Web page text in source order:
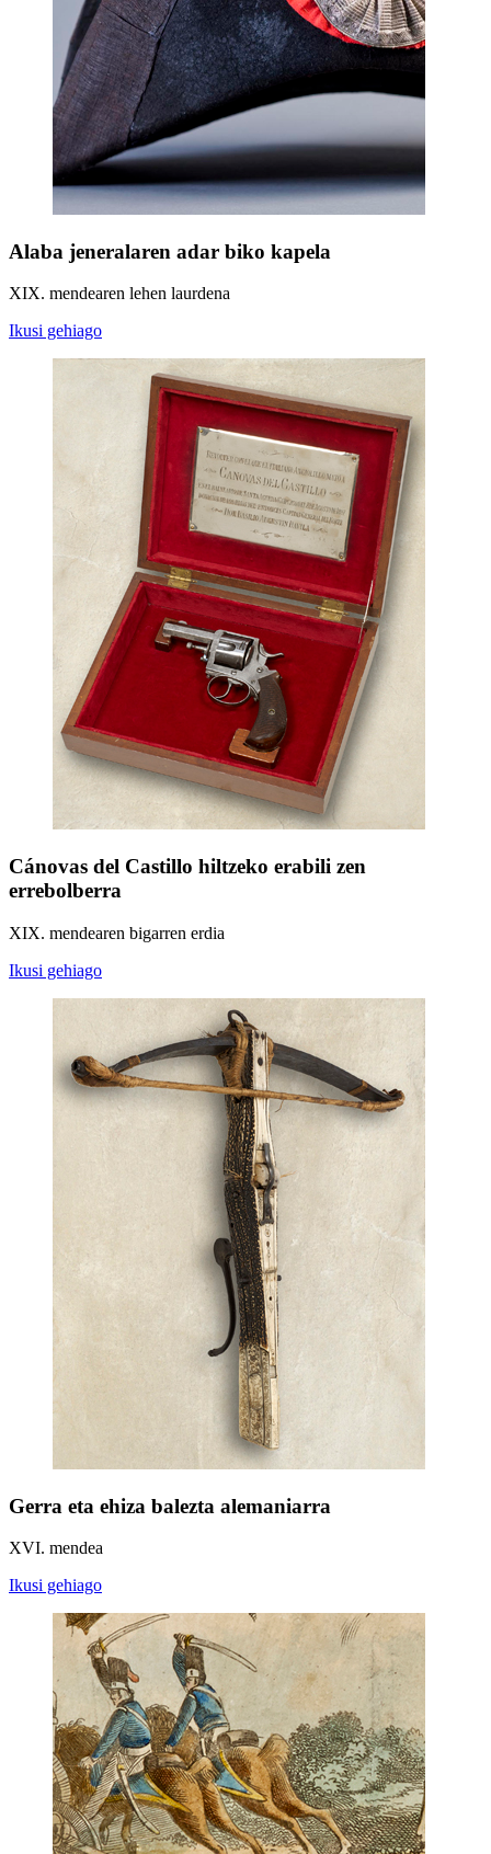
Alaba jeneralaren adar biko kapela
XIX. mendearen lehen laurdena
Ikusi gehiago
Cánovas del Castillo hiltzeko erabili zen
errebolberra
XIX. mendearen bigarren erdia
Ikusi gehiago
Gerra eta ehiza balezta alemaniarra
XVI. mendea
Ikusi gehiago